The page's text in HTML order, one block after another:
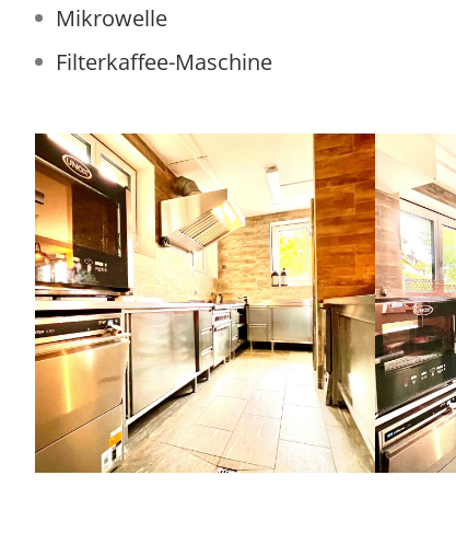
Mikrowelle
Filterkaffee-Maschine